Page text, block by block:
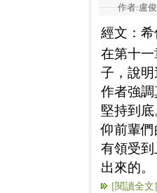
作者:盧
經文：
在第十
子，說
作者強
堅持到
仰前輩
有領受
出來的。
[閱讀全文]